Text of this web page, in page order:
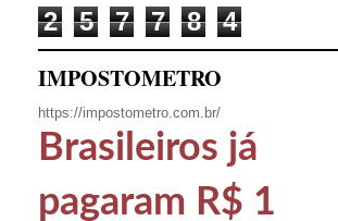
2 5 7 7 8 4
IMPOSTOMETRO
https://impostometro.com.br/
Brasileiros já
pagaram R$ 1